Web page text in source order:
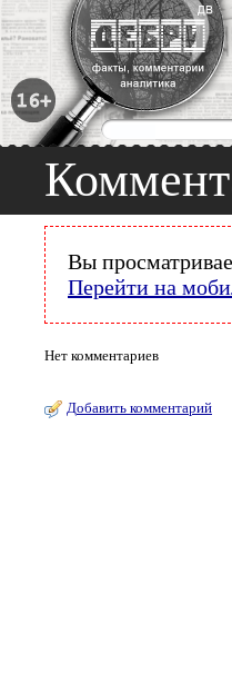
Вы
Перейти на
Нет комментариев
Добавить комментарий